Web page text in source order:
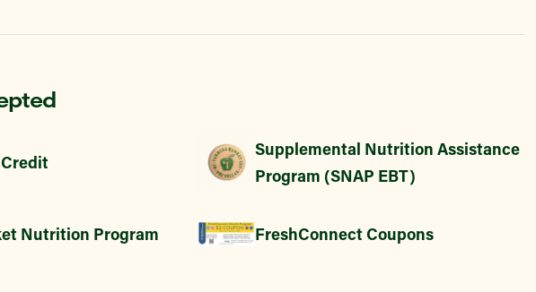
Supplemental Nutrition Assistance
Program (SNAP EBT)
Nutrition Program FreshConnect Coupons